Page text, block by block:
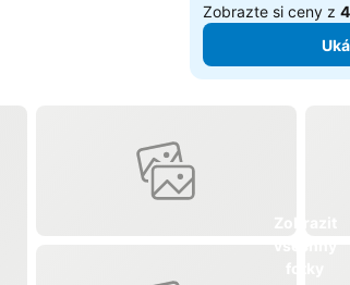
Zobrazte si ceny z